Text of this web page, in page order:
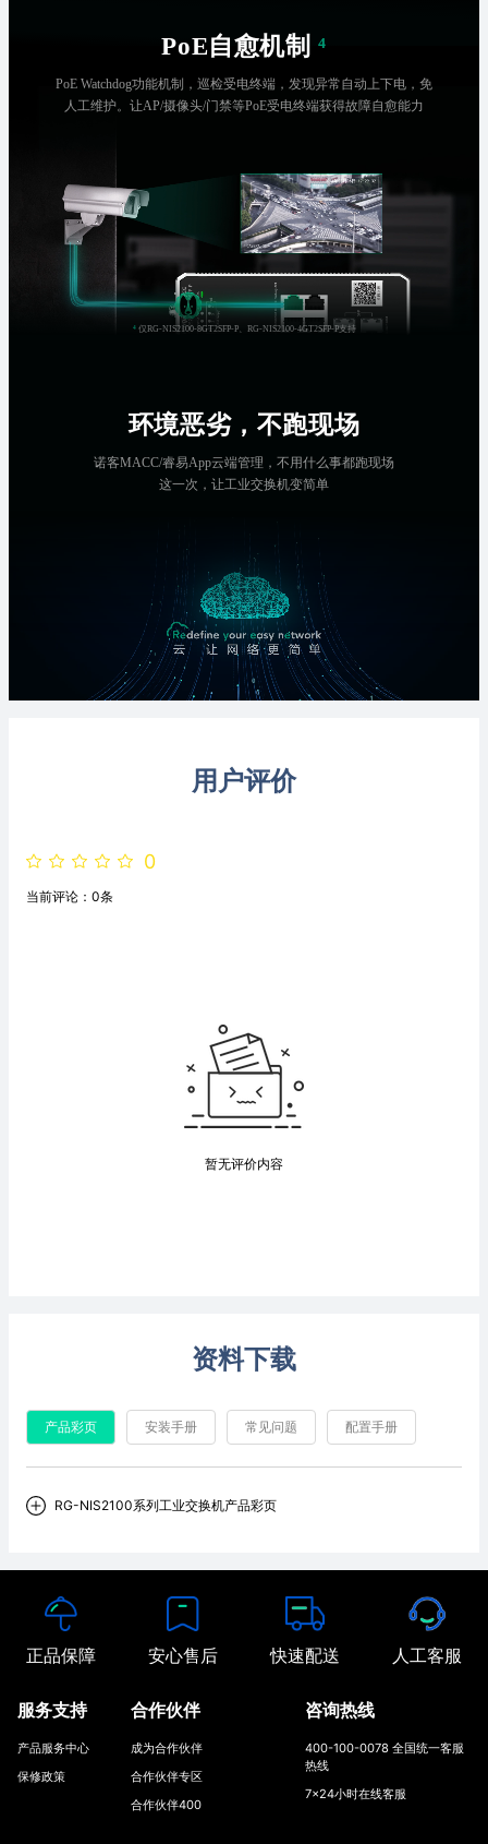
PoE自愈机制⁴
PoE Watchdog功能机制，巡检受电终端，发现异常自动上下电，免
人工维护。让AP/摄像头/门禁等PoE受电终端获得故障自愈能力
⁴仅RG-NIS2100-8GT2SFP-P、RG-NIS2100-4GT2SFP-P支持
环境恶劣，不跑现场
诺客MACC/睿易App云端管理，不用什么事都跑现场
这一次，让工业交换机变简单
用户评价
0
当前评论：0条
暂无评价内容
资料下载
产品彩页 安装手册 常见问题 配置手册
RG-NIS2100系列工业交换机产品彩页
正品保障 安心售后 快速配送 人工客服
服务支持
产品服务中心
保修政策
合作伙伴
成为合作伙伴
合作伙伴专区
合作伙伴400
咨询热线
400-100-0078 全国统一客服
热线
7x24小时在线客服